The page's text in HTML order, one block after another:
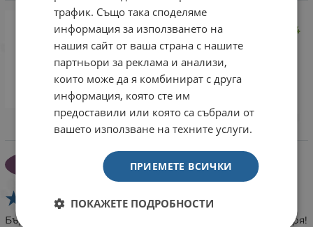
Дентални пръчици Cani Pro
Avocado Dental Sticks с авокадо, 84
гр, Брой
Закупен
Благодаря и за денталните
пръчици. Супер са.
Мария Шаповалова
9 август 2025
Бързо и коректно обработване на заявката. Благодаря!
трафик. Също така споделяме
информация за използването на
нашия сайт от ваша страна с нашите
партньори за реклама и анализи,
които може да я комбинират с друга
информация, която сте им
предоставили или която са събрали от
вашето използване на техните услуги.
ПРИЕМЕТЕ ВСИЧКИ
ПОКАЖЕТЕ ПОДРОБНОСТИ